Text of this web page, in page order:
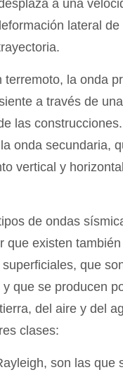
a una
lateral de
terremoto, la onda
a través de una
las
onda secundaria,
vertical y
de ondas
que existen
superficiales, que
que se producen
del aire y del
clases:
son las que